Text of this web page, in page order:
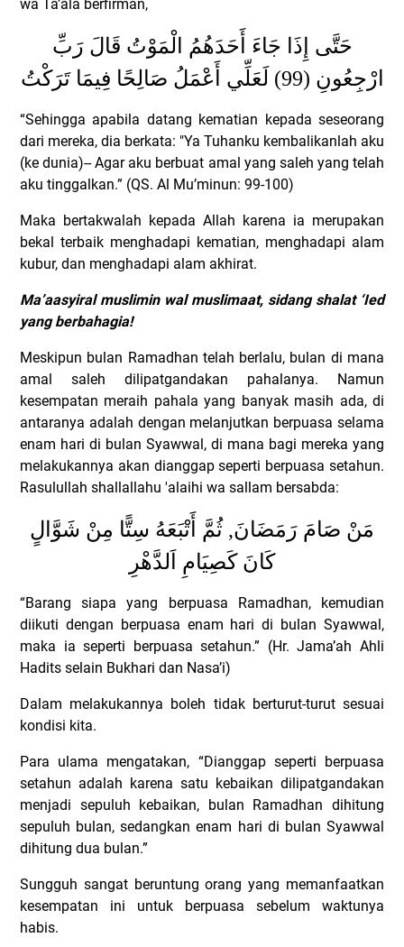
wa Ta’ala berfirman,
حَتَّى إِذَا جَاءَ أَحَدَهُمُ الْمَوْتُ قَالَ رَبِّ
ارْجِعُونِ (99) لَعَلِّي أَعْمَلُ صَالِحًا فِيمَا تَرَكْتُ
“Sehingga apabila datang kematian kepada seseorang
dari mereka, dia berkata: "Ya Tuhanku kembalikanlah aku
(ke dunia)-- Agar aku berbuat amal yang saleh yang telah
aku tinggalkan.” (QS. Al Mu’minun: 99-100)
Maka bertakwalah kepada Allah karena ia merupakan
bekal terbaik menghadapi kematian, menghadapi alam
kubur, dan menghadapi alam akhirat.
Ma’aasyiral muslimin wal muslimaat, sidang shalat ‘Ied
yang berbahagia!
Meskipun bulan Ramadhan telah berlalu, bulan di mana
amal saleh dilipatgandakan pahalanya.
Namun
kesempatan meraih pahala yang banyak masih ada, di
antaranya adalah dengan melanjutkan berpuasa selama
enam hari di bulan Syawwal, di mana bagi mereka yang
melakukannya akan dianggap seperti berpuasa setahun.
Rasulullah shallallahu 'alaihi wa sallam bersabda:
مَنْ صَامَ رَمَضَانَ, ثُمَّ أَتْبَعَهُ سِتًّا مِنْ شَوَّالٍ
كَانَ كَصِيَامِ اَلدَّهْرِ
“Barang siapa yang berpuasa Ramadhan, kemudian
diikuti dengan berpuasa enam hari di bulan Syawwal,
maka ia seperti berpuasa setahun.” (Hr. Jama’ah Ahli
Hadits selain Bukhari dan Nasa’i)
Dalam melakukannya boleh tidak berturut-turut sesuai
kondisi kita.
Para ulama mengatakan, “Dianggap seperti berpuasa
setahun adalah karena satu kebaikan dilipatgandakan
menjadi sepuluh kebaikan, bulan Ramadhan dihitung
sepuluh bulan, sedangkan enam hari di bulan Syawwal
dihitung dua bulan.”
Sungguh sangat beruntung orang yang memanfaatkan
kesempatan ini untuk berpuasa sebelum waktunya
habis.